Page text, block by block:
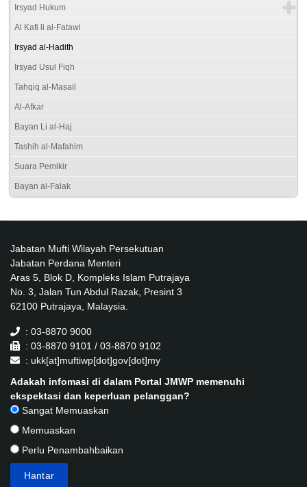
Irsyad Hukum
Al Kafi li al-Fatawi
Irsyad al-Hadith
Irsyad Usul Fiqh
Tahqiq al-Masail
Al-Afkar
Bayan Li al-Haj
Tashih al-Mafahim
Suara Pemikir
Bayan al-Falak
Jabatan Mufti Wilayah Persekutuan
Jabatan Perdana Menteri
Aras 5, Blok D, Kompleks Islam Putrajaya
No. 3, Jalan Tun Abdul Razak, Presint 3
62100 Putrajaya, Malaysia.
: 03-8870 9000
: 03-8870 9101 / 03-8870 9102
: ukk[at]muftiwp[dot]gov[dot]my
Adakah infomasi di dalam Portal JMWP memenuhi
ekspektasi dan keperluan pelanggan?
Sangat Memuaskan
Memuaskan
Perlu Penambahbaikan